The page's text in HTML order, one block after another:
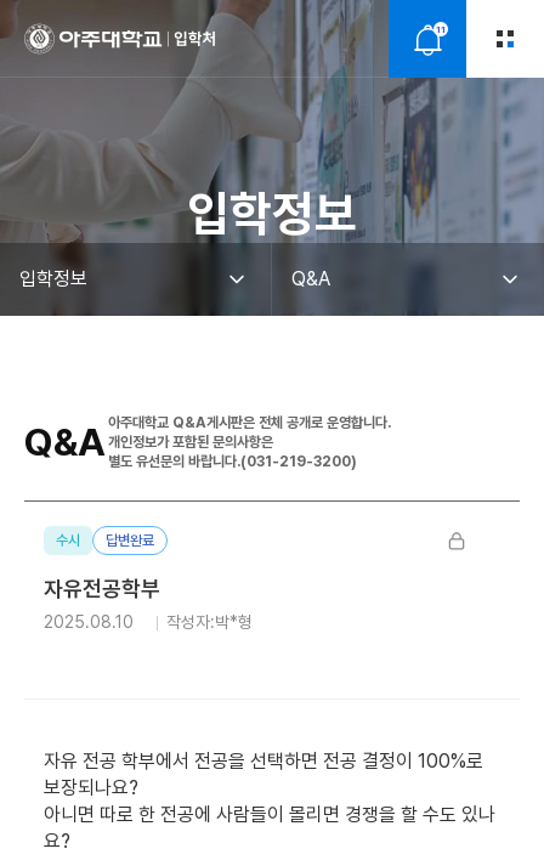
알
림
11
입학정보
Q&A아주대학교 Q&A게시판은 전체 공개로 운영합니다.
개인정보가 포함된 문의사항은
별도 유선문의 바랍니다.(031-219-3200)
수시 답변완료
자유전공학부
2025.08.10 작성자:박*형
자유 전공 학부에서 전공을 선택하면 전공 결정이 100%로
보장되나요?
아니면 따로 한 전공에 사람들이 몰리면 경쟁을 할 수도 있나
요?